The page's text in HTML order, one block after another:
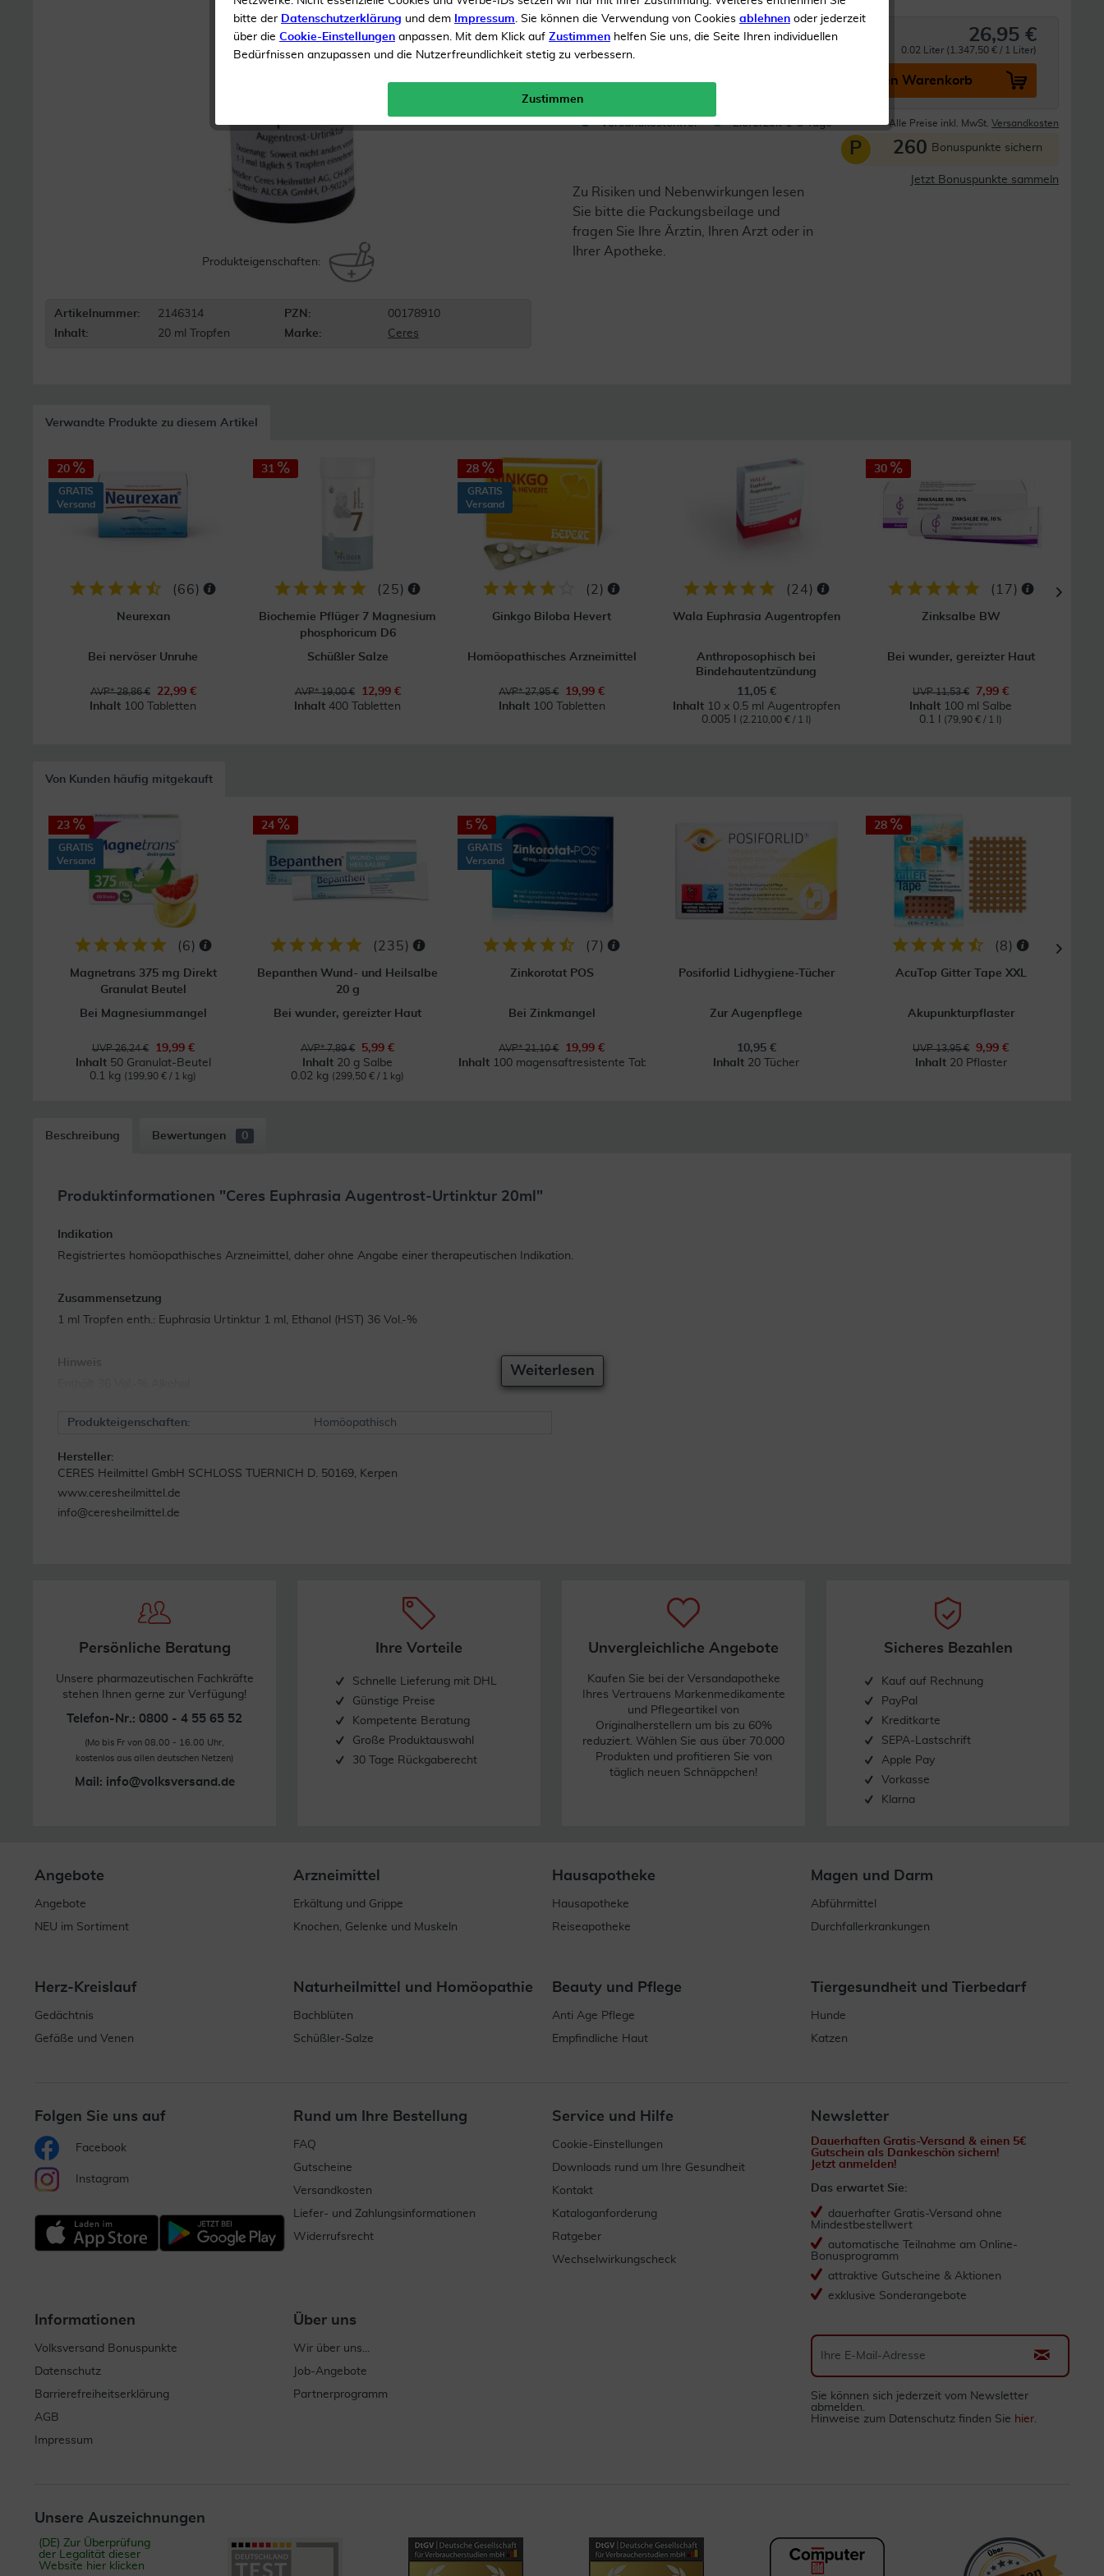
Produkteigenschaften:
Artikelnummer: 2146314 PZN:
00178910
Inhalt:
20 ml Tropfen Marke: Ceres
Inhalt20 ml Tropfen 26,95 €
0.02 Liter (1.347,50 € / 1 Liter)
In den Warenkorb
Versandkostenfrei Lieferzeit 1-3 Tage Alle Preise inkl. MwSt. Versandkosten
P 260 Bonuspunkte sichern
Jetzt Bonuspunkte sammeln
Zu Risiken und Nebenwirkungen lesen
Sie bitte die Packungsbeilage und
fragen Sie Ihre Ärztin, Ihren Arzt oder in
Ihrer Apotheke.
Verwandte Produkte zu diesem Artikel
20
GRATIS
Versand
(66)
Neurexan
Bei nervöser Unruhe
AVP* 28,86 €
22,99 €
Inhalt 100 Tabletten
31
(25)
Biochemie Pflüger 7 Magnesium
phosphoricum D6
Schüßler Salze
AVP* 19,00 €
12,99 €
Inhalt 400 Tabletten
28
GRATIS
Versand
(2 )
Ginkgo Biloba Hevert
Homöopathisches Arzneimittel
AVP* 27,95 €
19,99 €
Inhalt 100 Tabletten
(24)
Wala Euphrasia Augentropfen
Anthroposophisch bei
Bindehautentzündung
11,05 €
Inhalt 10 x 0.5 ml Augentropfen
0.005 l
(2.210,00 € / 1 l)
30
( 17 )
Zinksalbe BW
Bei wunder, gereizter Haut
UVP 11,53 €
7,99 €
Inhalt 100 ml Salbe
0.1 l
(79,90 € / 1 l)
Von Kunden häufig mitgekauft
23
GRATIS
Versand
(6)
Magnetrans 375 mg Direkt
Granulat Beutel
Bei Magnesiummangel
UVP 26,24 €
19,99 €
Inhalt 50 Granulat-Beutel
0.1 kg (199,90 € / 1 kg)
24
(235)
Bepanthen Wund- und Heilsalbe
20 g
Bei wunder, gereizter Haut
AVP* 7,89 €
5,99 €
Inhalt 20 g Salbe
0.02 kg (299,50 € / 1 kg)
5
GRATIS
Versand
( 7 )
Zinkorotat POS
Bei Zinkmangel
AVP* 21,10 €
19,99 €
Inhalt 100 magensaftresistente Tabl.
Posiforlid Lidhygiene-Tücher
Zur Augenpflege
10,95 €
Inhalt 20 Tücher
28
(8)
AcuTop Gitter Tape XXL
Akupunkturpflaster
UVP 13,95 €
9,99 €
Inhalt 20 Pflaster
Beschreibung Bewertungen 0
Produktinformationen "Ceres Euphrasia Augentrost-Urtinktur 20ml"
Indikation
Registriertes homöopathisches Arzneimittel, daher ohne Angabe einer therapeutischen Indikation.
Zusammensetzung
1 ml Tropfen enth.: Euphrasia Urtinktur 1 ml, Ethanol (HST) 36 Vol.-%
Hinweis
Weiterlesen
Produkteigenschaften: Homöopathisch
Hersteller:
CERES Heilmittel GmbH SCHLOSS TUERNICH D. 50169, Kerpen
www.ceresheilmittel.de
info@ceresheilmittel.de
Persönliche Beratung
Unsere pharmazeutischen Fachkräfte
stehen Ihnen gerne zur Verfügung!
Telefon-Nr.: 0800 - 4 55 65 52
(Mo bis Fr von 08.00 - 16.00 Uhr,
kostenlos aus allen deutschen Netzen)
Mail: info@volksversand.de
Ihre Vorteile
Schnelle Lieferung mit DHL
Günstige Preise
Kompetente Beratung
Große Produktauswahl
30 Tage Rückgaberecht
Unvergleichliche Angebote
Kaufen Sie bei der Versandapotheke
Ihres Vertrauens Markenmedikamente
und Pflegeartikel von
Originalherstellern um bis zu 60%
reduziert. Wählen Sie aus über 70.000
Produkten und profitieren Sie von
täglich neuen Schnäppchen!
Sicheres Bezahlen
Kauf auf Rechnung
PayPal
Kreditkarte
SEPA-Lastschrift
Apple Pay
Vorkasse
Klarna
Angebote
Angebote
NEU im Sortiment
Arzneimittel
Erkältung und Grippe
Knochen, Gelenke und Muskeln
Hausapotheke
Hausapotheke
Reiseapotheke
Magen und Darm
Abführmittel
Durchfallerkrankungen
Herz-Kreislauf
Gedächtnis
Gefäße und Venen
Naturheilmittel und Homöopathie
Bachblüten
Schüßler-Salze
Beauty und Pflege
Anti Age Pflege
Empfindliche Haut
Tiergesundheit und Tierbedarf
Hunde
Katzen
Folgen Sie uns auf
Facebook
Instagram
Rund um Ihre Bestellung
FAQ
Gutscheine
Versandkosten
Liefer- und Zahlungsinformationen
Widerrufsrecht
Service und Hilfe
Cookie-Einstellungen
Downloads rund um Ihre Gesundheit
Kontakt
Kataloganforderung
Ratgeber
Wechselwirkungscheck
Informationen
Volksversand Bonuspunkte
Datenschutz
Barrierefreiheitserklärung
AGB
Impressum
Über uns
Wir über uns...
Job-Angebote
Partnerprogramm
Newsletter
Dauerhaften Gratis-Versand & einen 5€
Gutschein als Dankeschön sichern!
Jetzt anmelden!
Das erwartet Sie:
dauerhafter Gratis-Versand ohne
Mindestbestellwert
automatische Teilnahme am Online-
Bonusprogramm
attraktive Gutscheine & Aktionen
exklusive Sonderangebote
Sie können sich jederzeit vom Newsletter
abmelden.
Hinweise zum Datenschutz finden Sie hier.
Unsere Auszeichnungen
(DE) Zur Überprüfung
der Legalität dieser
Website hier klicken
bitte der Datenschutzerklärung und dem Impressum. Sie können die Verwendung von Cookies ablehnen oder jederzeit
über die Cookie-Einstellungen anpassen. Mit dem Klick auf Zustimmen helfen Sie uns, die Seite Ihren individuellen
Bedürfnissen anzupassen und die Nutzerfreundlichkeit stetig zu verbessern.
Zustimmen